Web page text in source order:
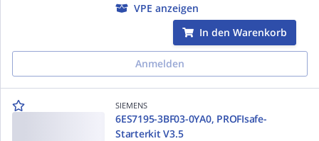
VPE anzeigen
In den Warenkorb
Anmelden
SIEMENS
6ES7195-3BF03-0YA0, PROFIsafe-
Starterkit V3.5